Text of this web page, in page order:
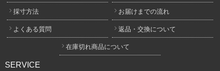
採寸方法 お届けまでの流れ
よくある質問 返品・交換について
在庫切れ商品について
SERVICE